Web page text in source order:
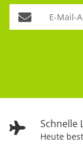
Schnelle
Heute